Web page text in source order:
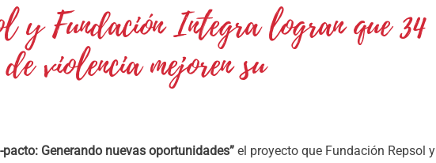
y Fundación Integra logran que 34
violencia mejoren su
pacto: Generando nuevas oportunidades” el proyecto que Fundación Repsol y